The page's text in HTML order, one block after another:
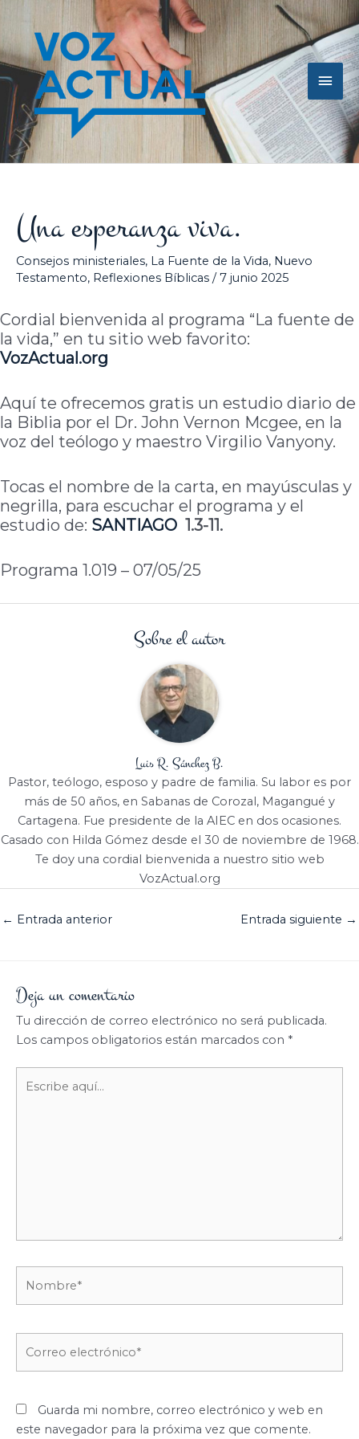
contenido
Una esperanza viva.
Consejos ministeriales, La Fuente de la Vida, Nuevo
Testamento, Reflexiones Bíblicas /7 junio 2025
Cordial bienvenida al programa “La fuente de
la vida,” en tu sitio web favorito:
VozActual.org
Aquí te ofrecemos gratis un estudio diario de
la Biblia por el Dr. John Vernon Mcgee, en la
voz del teólogo y maestro Virgilio Vanyony.
Tocas el nombre de la carta, en mayúsculas y
negrilla, para escuchar el programa y el
estudio de: SANTIAGO 1.3-11.
Programa 1.019 – 07/05/25
Sobre el autor
Luis R. Sánchez B.
Pastor, teólogo, esposo y padre de familia. Su labor es por
más de 50 años, en Sabanas de Corozal, Magangué y
Cartagena. Fue presidente de la AIEC en dos ocasiones.
Casado con Hilda Gómez desde el 30 de noviembre de 1968.
Te doy una cordial bienvenida a nuestro sitio web
VozActual.org
← Entrada anterior Entrada siguiente →
Deja un comentario
Tu dirección de correo electrónico no será publicada.
Los campos obligatorios están marcados con *
aquí...
Guarda mi nombre, correo electrónico y web en
este navegador para la próxima vez que comente.